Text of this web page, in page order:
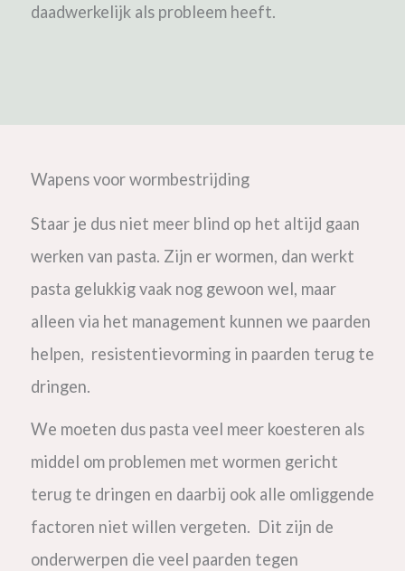
daadwerkelijk als probleem heeft.
Wapens voor wormbestrijding
Staar je dus niet meer blind op het altijd gaan
werken van pasta. Zijn er wormen, dan werkt
pasta gelukkig vaak nog gewoon wel, maar
alleen via het management kunnen we paarden
helpen, resistentievorming in paarden terug te
dringen.
We moeten dus pasta veel meer koesteren als
middel om problemen met wormen gericht
terug te dringen en daarbij ook alle omliggende
factoren niet willen vergeten. Dit zijn de
onderwerpen die veel paarden tegen